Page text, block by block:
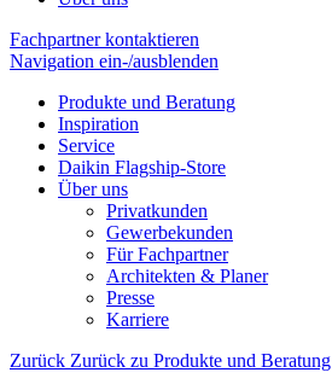
Fachpartner kontaktieren
Navigation ein-/ausblenden
Produkte und Beratung
Inspiration
Service
Daikin Flagship-Store
Über uns
Privatkunden
Gewerbekunden
Für Fachpartner
Architekten & Planer
Presse
Karriere
Zurück Zurück zu Produkte und Beratung